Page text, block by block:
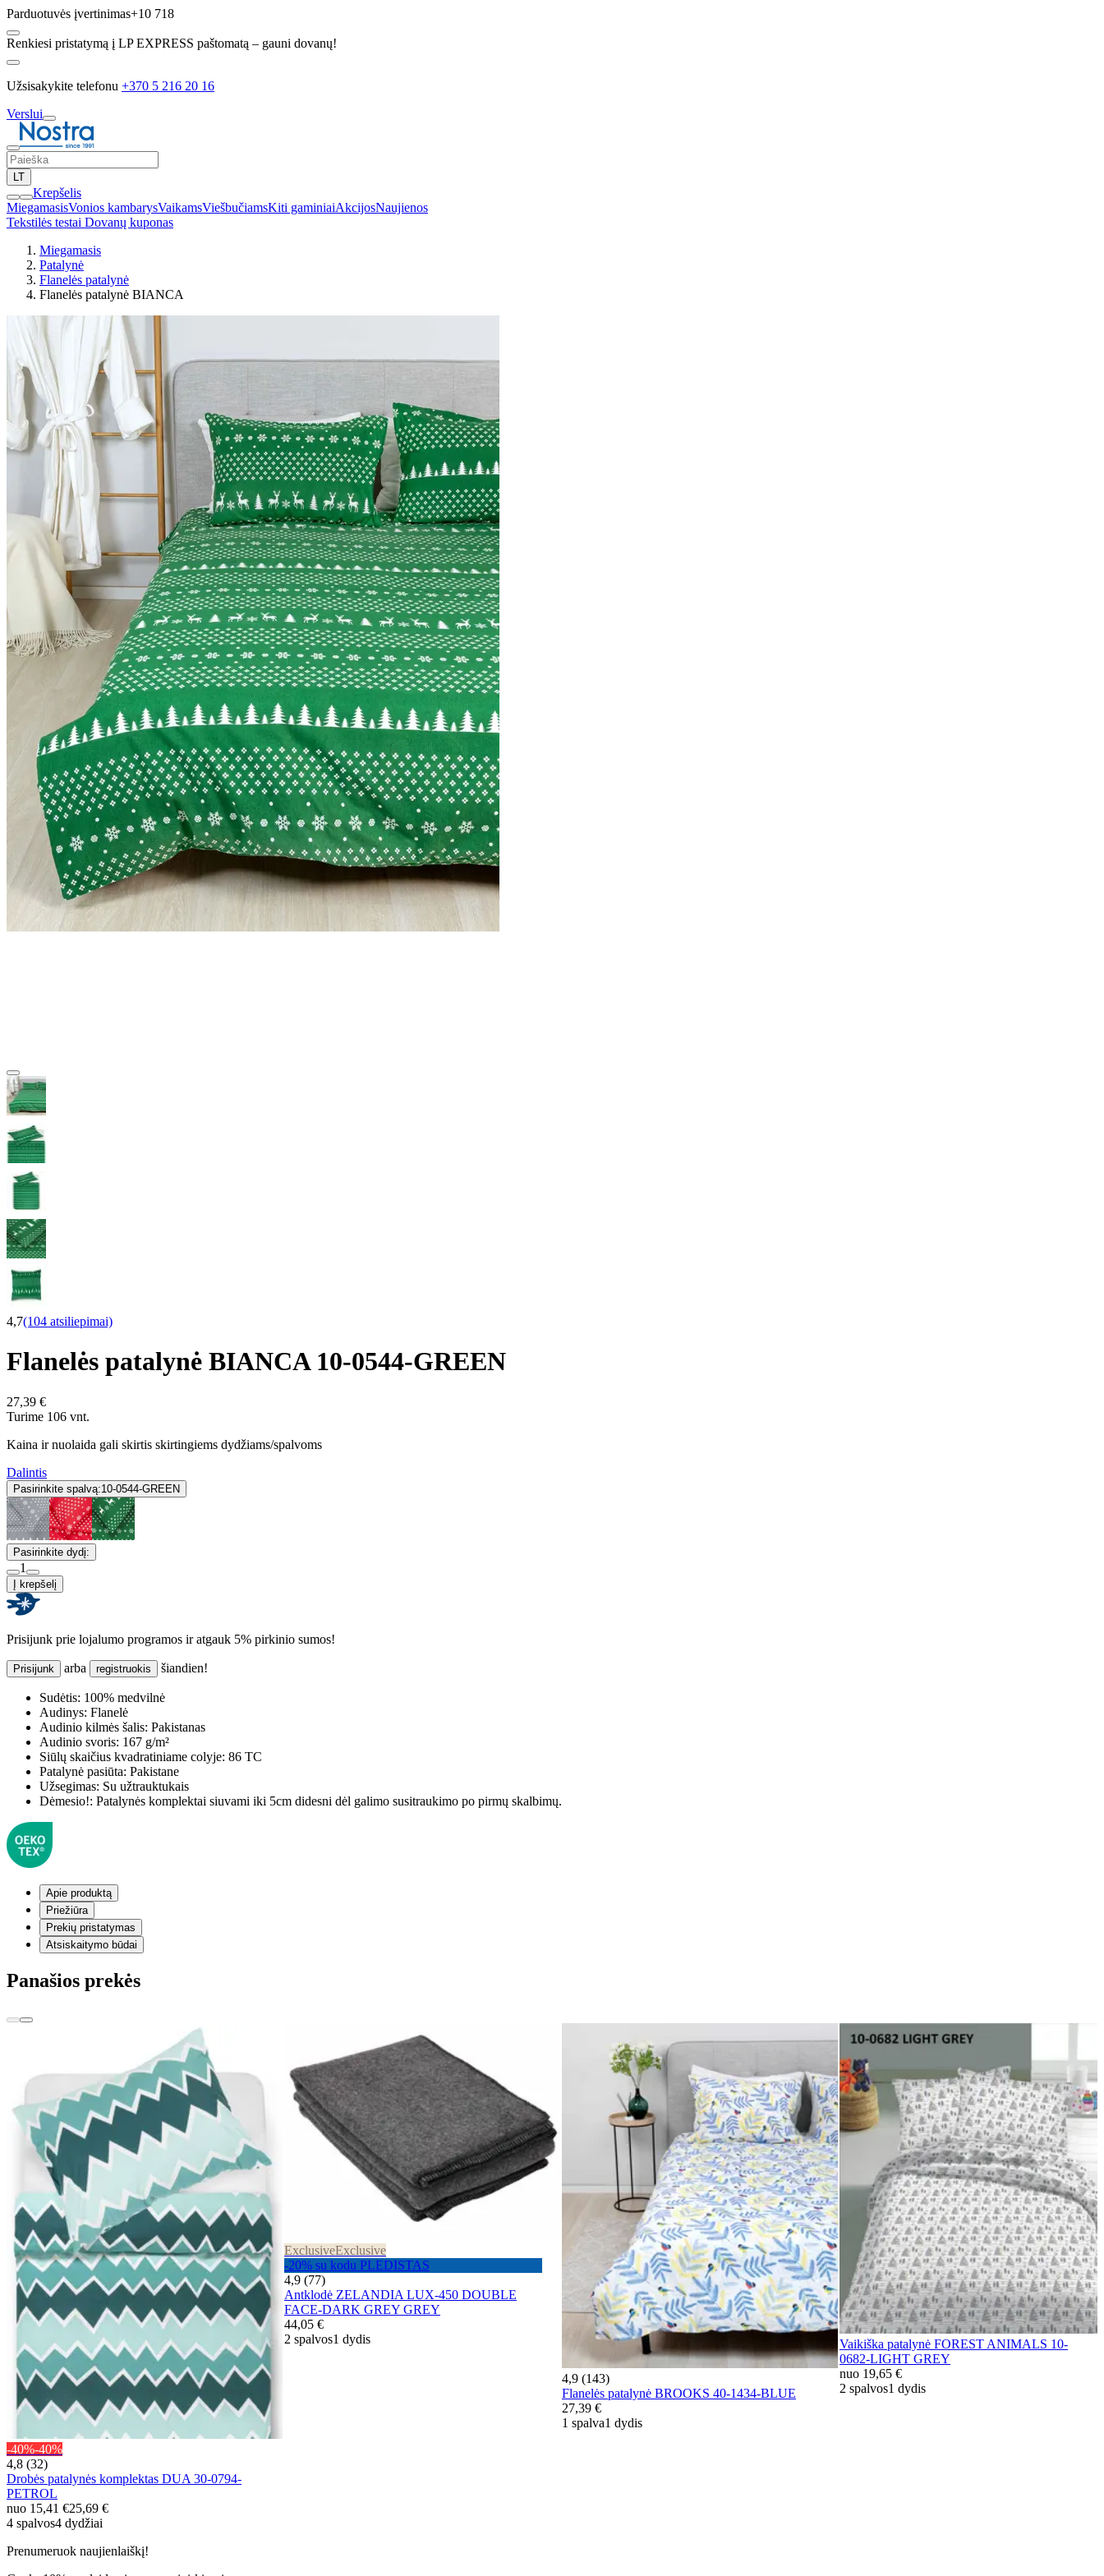
Parduotuvės įvertinimas+10 718
Renkiesi pristatymą į LP EXPRESS paštomatą – gauni dovanų!
Užsisakykite telefonu +370 5 216 20 16
Verslui
LT
Krepšelis
MiegamasisVonios kambarysVaikamsViešbučiamsKiti gaminiaiAkcijosNaujienos
Tekstilės testai Dovanų kuponas
Miegamasis
Patalynė
Flanelės patalynė
Flanelės patalynė BIANCA
4,7(104 atsiliepimai)
Flanelės patalynė BIANCA 10-0544-GREEN
27,39 €
Turime 106 vnt.
Kaina ir nuolaida gali skirtis skirtingiems dydžiams/spalvoms
Dalintis
Pasirinkite spalvą:10-0544-GREEN
Pasirinkite dydį:
1
Į krepšelį
Prisijunk prie lojalumo programos ir atgauk 5% pirkinio sumos!
Prisijunk arba registruokis šiandien!
Sudėtis: 100% medvilnė
Audinys: Flanelė
Audinio kilmės šalis: Pakistanas
Audinio svoris: 167 g/m²
Siūlų skaičius kvadratiniame colyje: 86 TC
Patalynė pasiūta: Pakistane
Užsegimas: Su užtrauktukais
Dėmesio!: Patalynės komplektai siuvami iki 5cm didesni dėl galimo susitraukimo po pirmų skalbimų.
Apie produktą
Priežiūra
Prekių pristatymas
Atsiskaitymo būdai
Panašios prekės
-40%-40%
4,8 (32)
Drobės patalynės komplektas DUA 30-0794-
PETROL
nuo 15,41 €25,69 €
4 spalvos4 dydžiai
ExclusiveExclusive
-20% su kodu PLEDISTAS
4,9 (77)
Antklodė ZELANDIA LUX-450 DOUBLE
FACE-DARK GREY GREY
44,05 €
2 spalvos1 dydis
4,9 (143)
Flanelės patalynė BROOKS 40-1434-BLUE
27,39 €
1 spalva1 dydis
Vaikiška patalynė FOREST ANIMALS 10-
0682-LIGHT GREY
nuo 19,65 €
2 spalvos1 dydis
Prenumeruok naujienlaiškį!